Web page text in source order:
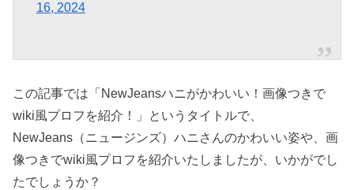
16, 2024
この記事では「NewJeansハニがかわいい！画像つきで
wiki風プロフを紹介！」というタイトルで、
NewJeans（ニュージンズ）ハニさんのかわいい姿や、画
像つきでwiki風プロフを紹介いたしましたが、いかがでし
たでしょうか？